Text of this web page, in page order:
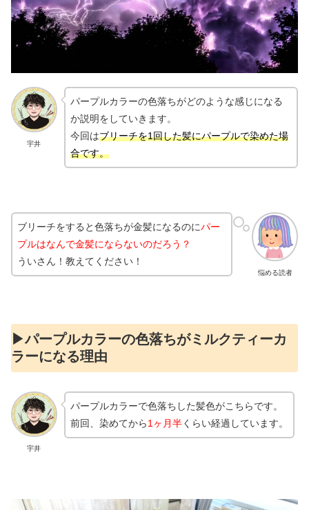
宇井
パープルカラーの色落ちがどのような感じになる
か説明をしていきます。
今回はブリーチを1回した髪にパープルで染めた場
合です。
悩める読者
ブリーチをすると色落ちが金髪になるのにパー
プルはなんで金髪にならないのだろう？
ういさん！教えてください！
▶︎パープルカラーの色落ちがミルクティーカ
ラーになる理由
宇井
パープルカラーで色落ちした髪色がこちらです。
前回、染めてから1ヶ月半くらい経過しています。